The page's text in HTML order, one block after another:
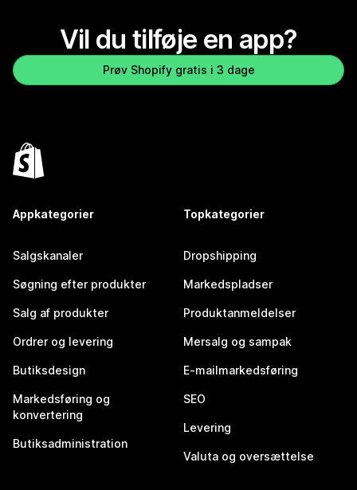
Vil du tilføje en app?
Prøv Shopify gratis i 3 dage
Appkategorier
Salgskanaler
Søgning efter produkter
Salg af produkter
Ordrer og levering
Butiksdesign
Markedsføring og
konvertering
Butiksadministration
Topkategorier
Dropshipping
Markedspladser
Produktanmeldelser
Mersalg og sampak
E-mailmarkedsføring
SEO
Levering
Valuta og oversættelse